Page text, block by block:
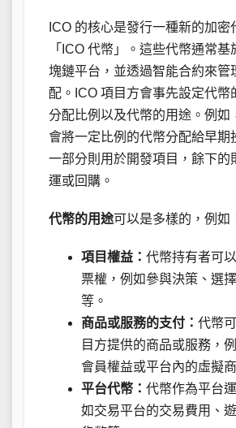
ICO 的核心是發行一種新的加密
「ICO 代幣」。這些代幣通常基
塊鏈平台，並透過智能合約來管
配。ICO 項目方會事先設定代幣
分配比例以及代幣的用途。例如
會將一定比例的代幣分配給早期
一部分則用於開發項目，餘下的
運或回購。
代幣的用途可以是多樣的，例如
項目權益： 代幣持有者可
票權，例如參與決策、選
等。
商品或服務的支付： 代幣
目方提供的商品或服務，
會員權益或平台內的虛擬
平台代幣： 代幣作為平台
如交易平台的交易費用、